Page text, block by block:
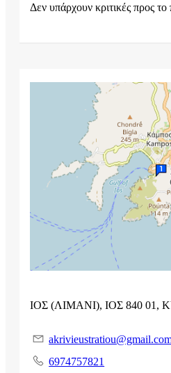
Δεν υπάρχουν κριτικές προς το
ΙΟΣ (ΛΙΜΑΝΙ), ΙΟΣ 840
6974757821